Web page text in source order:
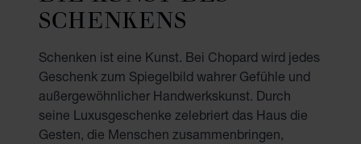
SCHENKENS
Schenken ist eine Kunst. Bei Chopard wird jedes
Geschenk zum Spiegelbild wahrer Gefühle und
außergewöhnlicher Handwerkskunst. Durch
seine Luxusgeschenke zelebriert das Haus die
Gesten, die Menschen zusammenbringen,